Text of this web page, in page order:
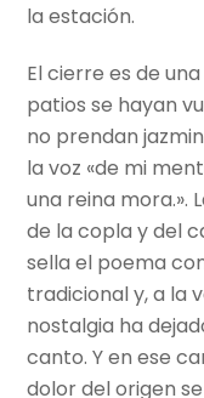
la estación.
El cierre es de
patios se hayan
no prendan
la voz «de mi
una reina mora.».
de la copla y del
sella el poema
tradicional y, a la
nostalgia ha
canto. Y en ese
dolor del origen